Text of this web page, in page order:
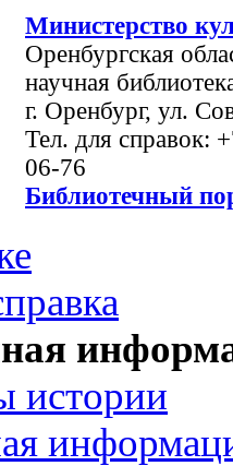
Министерство
Оренбургская
научная
г. Оренбург, ул.
Тел. для справок:
06-76
Библиотечный
истории